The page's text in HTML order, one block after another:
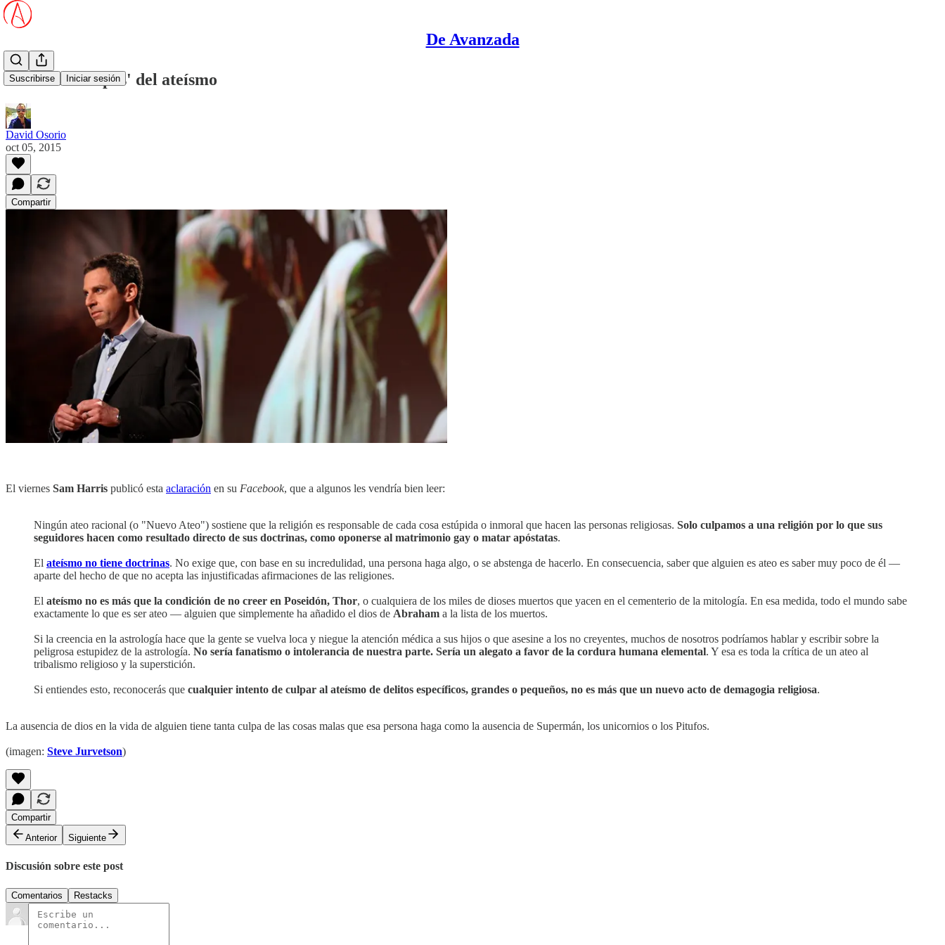
De Avanzada
Suscribirse Iniciar sesión
Sobre las 'culpas' del ateísmo
David Osorio
oct 05, 2015
Compartir
El viernes Sam Harris publicó esta aclaración en su Facebook, que a algunos les vendría bien leer:
Ningún ateo racional (o "Nuevo Ateo") sostiene que la religión es responsable de cada cosa estúpida o inmoral que hacen las personas religiosas. Solo culpamos a una religión por lo que sus
seguidores hacen como resultado directo de sus doctrinas, como oponerse al matrimonio gay o matar apóstatas.
El ateísmo no tiene doctrinas. No exige que, con base en su incredulidad, una persona haga algo, o se abstenga de hacerlo. En consecuencia, saber que alguien es ateo es saber muy poco de él —
aparte del hecho de que no acepta las injustificadas afirmaciones de las religiones.
El ateísmo no es más que la condición de no creer en Poseidón, Thor, o cualquiera de los miles de dioses muertos que yacen en el cementerio de la mitología. En esa medida, todo el mundo sabe
exactamente lo que es ser ateo — alguien que simplemente ha añadido el dios de Abraham a la lista de los muertos.
Si la creencia en la astrología hace que la gente se vuelva loca y niegue la atención médica a sus hijos o que asesine a los no creyentes, muchos de nosotros podríamos hablar y escribir sobre la
peligrosa estupidez de la astrología. No sería fanatismo o intolerancia de nuestra parte. Sería un alegato a favor de la cordura humana elemental. Y esa es toda la crítica de un ateo al
tribalismo religioso y la superstición.
Si entiendes esto, reconocerás que cualquier intento de culpar al ateísmo de delitos específicos, grandes o pequeños, no es más que un nuevo acto de demagogia religiosa.
La ausencia de dios en la vida de alguien tiene tanta culpa de las cosas malas que esa persona haga como la ausencia de Supermán, los unicornios o los Pitufos.
(imagen: Steve Jurvetson)
Compartir
Anterior
Siguiente
Discusión sobre este post
Comentarios Restacks